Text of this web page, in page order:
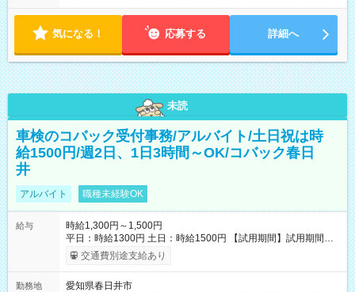
気になる！ 応募する 詳細へ
未読
車検のコバック受付事務/アルバイト/土日祝は時
給1500円/週2日、1日3時間～OK/コバック春日
井
アルバイト 職種未経験OK
給与
時給1,300円～1,500円
平日：時給1300円 土日：時給1500円 【試用期間】試用期間あ
り 試用期間の長さ：3ヶ月 雇用形態、給与は本採用時と同じで
す。
交通費別途支給あり
勤務地
愛知県春日井市